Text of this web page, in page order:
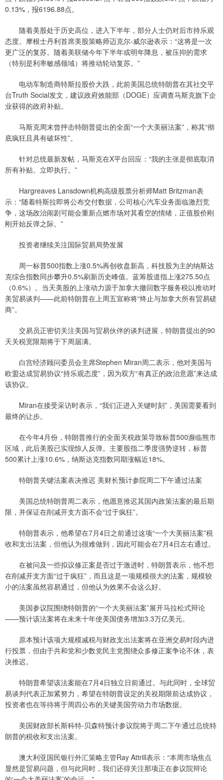
0.13%，报6196.88点。
随着美股处于历史高位，进入下半年，部分人士仍对后市持乐观
态度。摩根士丹利首席美股策略师迈克尔-威尔逊表示：“这将是一次
更广泛的复苏。随着美联储今年下半年或明年降息，被压抑的需求
（特别是利率敏感领域）将推动轮动复苏。”
电动车制造商特斯拉股价大跌，此前美国总统特朗普在其社交平
台Truth Social发文，建议政府效能部（DOGE）应调查马斯克旗下企
业获得的政府补贴。
马斯克周末曾抨击特朗普提出的全面“一个大美丽法案”，称其“彻
底疯狂且具有破坏性”。
针对总统最新发帖，马斯克在X平台回应：“我的主张是彻底取消
所有补贴。立即执行。”
Hargreaves Lansdown机构高级股票分析师Matt Britzman表
示：“随着特斯拉即将公布交付数据，公司核心汽车业务面临激烈竞
争，这场政治闹剧可能会重新点燃市场对其看空的情绪，正值股价刚
刚开始反弹之际。”
投资者继续关注国际贸易局势发展
周一标普500指数上涨0.5%再创收盘新高，科技股为主的纳斯达
克综合指数同步攀升0.5%刷新历史峰值。蓝筹股道指上涨275.50点
（0.6%）。当天美股的上涨动力源于加拿大撤回数字服务税以推动对
美贸易谈判——此前特朗普在上周五宣称将“终止与加拿大所有贸易磋
商”。
交易员正密切关注美国与贸易伙伴的谈判进展，特朗普提出的90
天关税宽限期将于下周届满。
白宫经济顾问委员会主席Stephen Miran周二表示，他对美国与
欧盟达成贸易协议“持乐观态度”，因为双方“有真正的政治意愿”来达成
该协议。
Miran在接受采访时表示，“我们正进入关键时刻”，美国需要看到
最终的让步。
在今年4月份，特朗普推行的全面关税政策导致标普500濒临熊市
区域，此后美股已实现惊人反弹。主要股指二季度强势逆转，标普
500累计上涨10.6%，纳斯达克指数同期涨幅近18%。
特朗普关键法案表决推迟 美财长预计参院周二下午通过法案
美国总统特朗普周二表示，他愿意推迟其国内政策法案的最后期
限，并保证在削减开支方面不会“过于疯狂”。
特朗普表示，他希望在7月4日之前通过这项“一个大美丽法案”税
收和支出法案，但他认为很难做到，因此可能会在7月4日左右通过。
在被问及一些拟议修正案是否过于激进时，特朗普表示，他不想
在削减开支方面“过于疯狂”，而且这是一项规模很大的法案，规模较
小的法案虽然容易通过，但他认为效果不会这么好。
美国参议院围绕特朗普的“一个大美丽法案”展开马拉松式辩论
——预计该法案将在未来十年使美国债务增加3.3万亿美元。
原本预计该项大规模减税与财政支出法案将在亚洲交易时段内进
行投票，但由于共和党和少数党民主党围绕众多修正案争论不休，表
决推迟。
特朗普希望该法案能在7月4日独立日前通过。与此同时，全球贸
易谈判代表正加紧努力，希望在特朗普设定的关祱期限前达成协议，
投资者也在等待将于周四公布的关键美国劳动力市场数据。
美国财政部长斯科特-贝森特预计参议院将于周二下午通过总统特
朗普的税收和支出法案。
澳大利亚国民银行外汇策略主管Ray Attrill表示：“本周市场焦点
显然是贸易问题，但与此同时，我们还得关注那项正在参议院辩论